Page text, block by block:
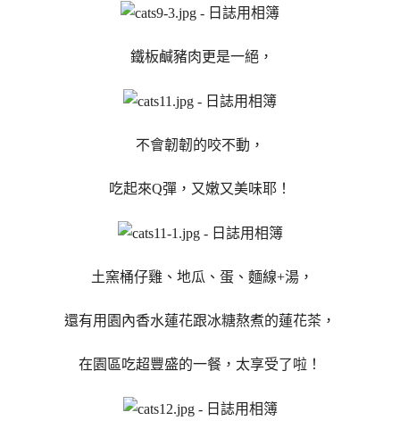
鐵板鹹豬肉更是一絕，
不會韌韌的咬不動，
吃起來Q彈，又嫩又美味耶！
土窯桶仔雞、地瓜、蛋、麵線+湯，
還有用園內香水蓮花跟冰糖熬煮的蓮花茶，
在園區吃超豐盛的一餐，太享受了啦！